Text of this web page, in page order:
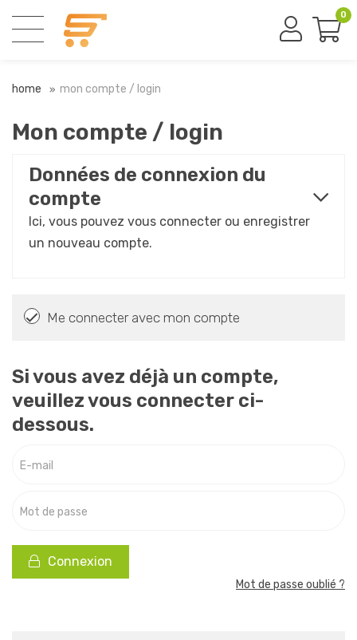
0
home mon compte / login
Mon compte / login
Données de connexion du
compte
Ici, vous pouvez vous connecter ou enregistrer
un nouveau compte.
Me connecter avec mon compte
Si vous avez déjà un compte,
veuillez vous connecter ci-
dessous.
E-mail
Mot de passe
Connexion
Mot de passe oublié ?